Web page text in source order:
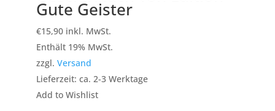
Gute Geister
€15,90 inkl. MwSt.
Enthält 19% MwSt.
zzgl. Versand
Lieferzeit: ca. 2-3 Werktage
Add to Wishlist